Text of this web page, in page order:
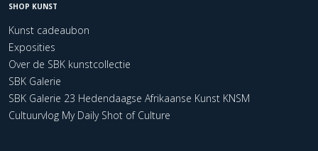
SHOP KUNST
Kunst cadeaubon
Exposities
Over de SBK kunstcollectie
SBK Galerie
SBK Galerie 23 Hedendaagse Afrikaanse Kunst KNSM
Cultuurvlog My Daily Shot of Culture